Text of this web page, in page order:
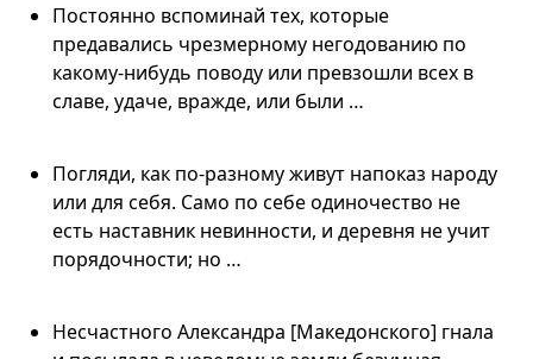
Постоянно вспоминай тех, которые
предавались чрезмерному негодованию по
какому-нибудь поводу или превзошли всех в
славе, удаче, вражде, или были …
Погляди, как по-разному живут напоказ народу
или для себя. Само по себе одиночество не
есть наставник невинности, и деревня не учит
порядочности; но …
Несчастного Александра [Македонского] гнала